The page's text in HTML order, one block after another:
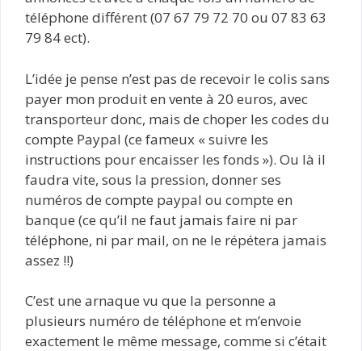
téléphone différent (07 67 79 72 70 ou 07 83 63
79 84 ect).
L’idée je pense n’est pas de recevoir le colis sans
payer mon produit en vente à 20 euros, avec
transporteur donc, mais de choper les codes du
compte Paypal (ce fameux « suivre les
instructions pour encaisser les fonds »). Ou là il
faudra vite, sous la pression, donner ses
numéros de compte paypal ou compte en
banque (ce qu’il ne faut jamais faire ni par
téléphone, ni par mail, on ne le répétera jamais
assez !!)
C’est une arnaque vu que la personne a
plusieurs numéro de téléphone et m’envoie
exactement le même message, comme si c’était